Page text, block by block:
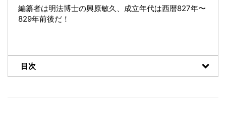
編纂者は明法博士の興原敏久、成立年代は西暦827年〜
829年前後だ！
目次